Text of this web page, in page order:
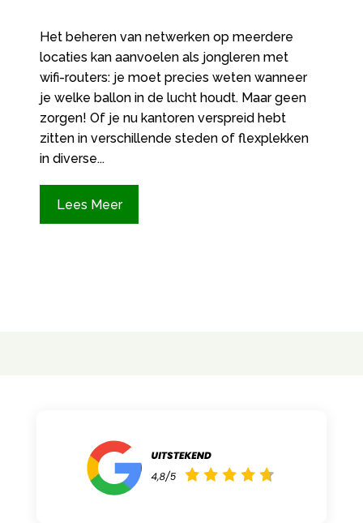
Het beheren van netwerken op meerdere
locaties kan aanvoelen als jongleren met
wifi-routers: je moet precies weten wanneer
je welke ballon in de lucht houdt. Maar geen
zorgen! Of je nu kantoren verspreid hebt
zitten in verschillende steden of flexplekken
in diverse...
Lees Meer